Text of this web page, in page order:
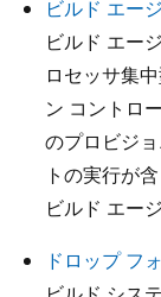
ビルド エー
ビルド エー
ロセッサ集
ン コントロ
のプロビジ
トの実行が
ビルド エー
ドロップ フ